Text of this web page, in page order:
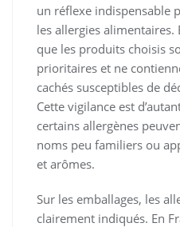
un réflexe indispensable
les allergies alimentaires.
que les produits choisis
prioritaires et ne
cachés susceptibles de
Cette vigilance est
certains allergènes
noms peu familiers ou
et arômes.
Sur les emballages, les
clairement indiqués. En